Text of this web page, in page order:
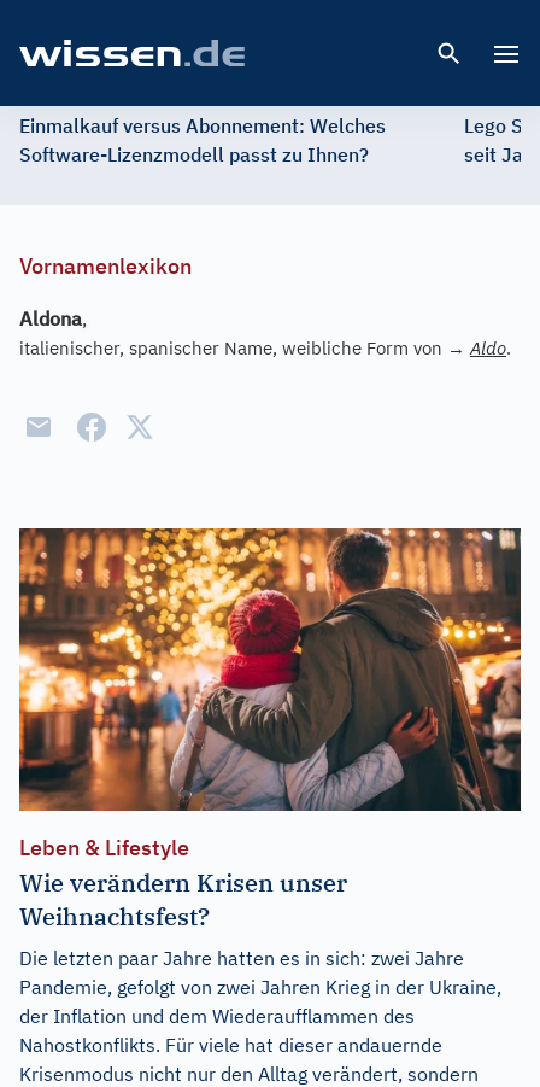
Einmalkauf versus Abonnement: Welches
Software-Lizenzmodell passt zu Ihnen?
Lego
seit
Vornamenlexikon
Aldona,
italienischer, spanischer Name, weibliche Form von →Aldo.
Leben & Lifestyle
Wie verändern Krisen unser
Weihnachtsfest?
Die letzten paar Jahre hatten es in sich: zwei Jahre
Pandemie, gefolgt von zwei Jahren Krieg in der Ukraine,
der Inflation und dem Wiederaufflammen des
Nahostkonflikts. Für viele hat dieser andauernde
Krisenmodus nicht nur den Alltag verändert, sondern